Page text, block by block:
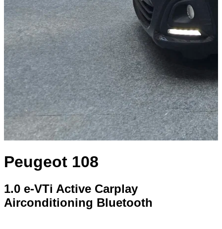
Peugeot 108
1.0 e-VTi Active Carplay
Airconditioning Bluetooth